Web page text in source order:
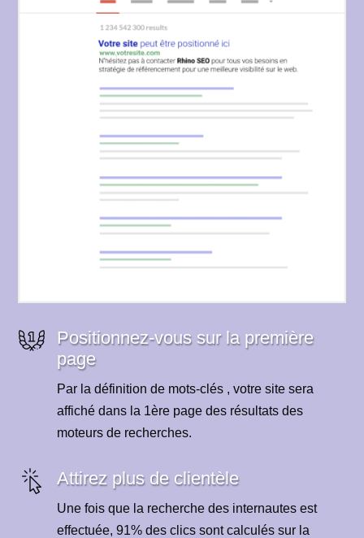
Positionnez-vous sur la première
page
Par la définition de mots-clés , votre site sera
affiché dans la 1ère page des résultats des
moteurs de recherches.
Attirez plus de clientèle
Une fois que la recherche des internautes est
effectuée, 91% des clics sont calculés sur la